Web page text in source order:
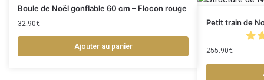
Boule de Noël gonflable 60 cm – Flocon rouge
32.90€
Ajouter au panier
Petit train de
255.90€